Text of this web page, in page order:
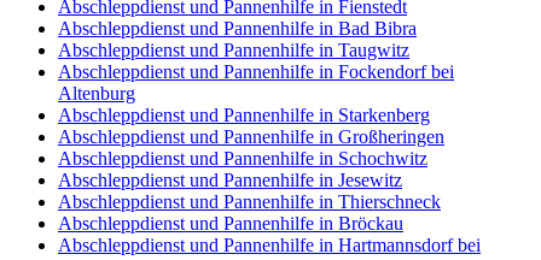
Abschleppdienst und Pannenhilfe in Fienstedt
Abschleppdienst und Pannenhilfe in Bad Bibra
Abschleppdienst und Pannenhilfe in Taugwitz
Abschleppdienst und Pannenhilfe in Fockendorf bei
Altenburg
Abschleppdienst und Pannenhilfe in Starkenberg
Abschleppdienst und Pannenhilfe in Großheringen
Abschleppdienst und Pannenhilfe in Schochwitz
Abschleppdienst und Pannenhilfe in Jesewitz
Abschleppdienst und Pannenhilfe in Thierschneck
Abschleppdienst und Pannenhilfe in Bröckau
Abschleppdienst und Pannenhilfe in Hartmannsdorf bei